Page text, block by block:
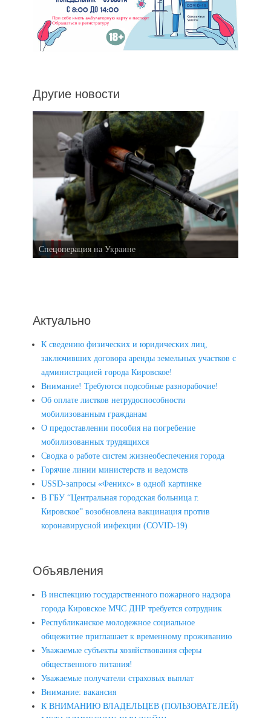
Другие новости
Спецоперация на Украине
Актуально
К сведению физических и юридических лиц,
заключивших договора аренды земельных участков с
администрацией города Кировское!
Внимание! Требуются подсобные разнорабочие!
Об оплате листков нетрудоспособности
мобилизованным гражданам
О предоставлении пособия на погребение
мобилизованных трудящихся
Сводка о работе систем жизнеобеспечения города
Горячие линии министерств и ведомств
USSD-запросы «Феникс» в одной картинке
В ГБУ “Центральная городская больница г.
Кировское” возобновлена вакцинация против
коронавирусной инфекции (COVID-19)
Объявления
В инспекцию государственного пожарного надзора
города Кировское МЧС ДНР требуется сотрудник
Республиканское молодежное социальное
общежитие приглашает к временному проживанию
Уважаемые субъекты хозяйствования сферы
общественного питания!
Уважаемые получатели страховых выплат
Внимание: вакансия
К ВНИМАНИЮ ВЛАДЕЛЬЦЕВ (ПОЛЬЗОВАТЕЛЕЙ)